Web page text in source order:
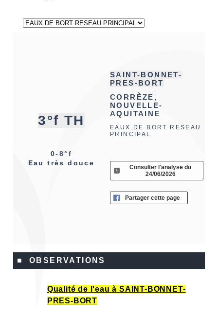
3°f TH
0-8°f
Eau très douce
SAINT-BONNET-
PRES-BORT
CORRÈZE,
NOUVELLE-
AQUITAINE
EAUX DE BORT RESEAU
PRINCIPAL
Consulter l'analyse du
24/06/2026
Partager cette page
■ OBSERVATIONS
Qualité de l'eau à SAINT-BONNET-
PRES-BORT